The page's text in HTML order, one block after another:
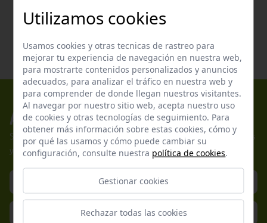
salud renal es clave para una vida larga y feliz!
Apúntate a nuestros boletines
Suscríbete a nuestra newsletter y no te pierdas nuestras ofertas
y promociones exclusivas.
Utilizamos cookies
Usamos cookies y otras tecnicas de rastreo para
mejorar tu experiencia de navegación en nuestra web,
para mostrarte contenidos personalizados y anuncios
adecuados, para analizar el tráfico en nuestra web y
para comprender de donde llegan nuestros visitantes.
Al navegar por nuestro sitio web, acepta nuestro uso
de cookies y otras tecnologías de seguimiento. Para
obtener más información sobre estas cookies, cómo y
por qué las usamos y cómo puede cambiar su
configuración, consulte nuestra política de cookies.
Gestionar cookies
Rechazar todas las cookies